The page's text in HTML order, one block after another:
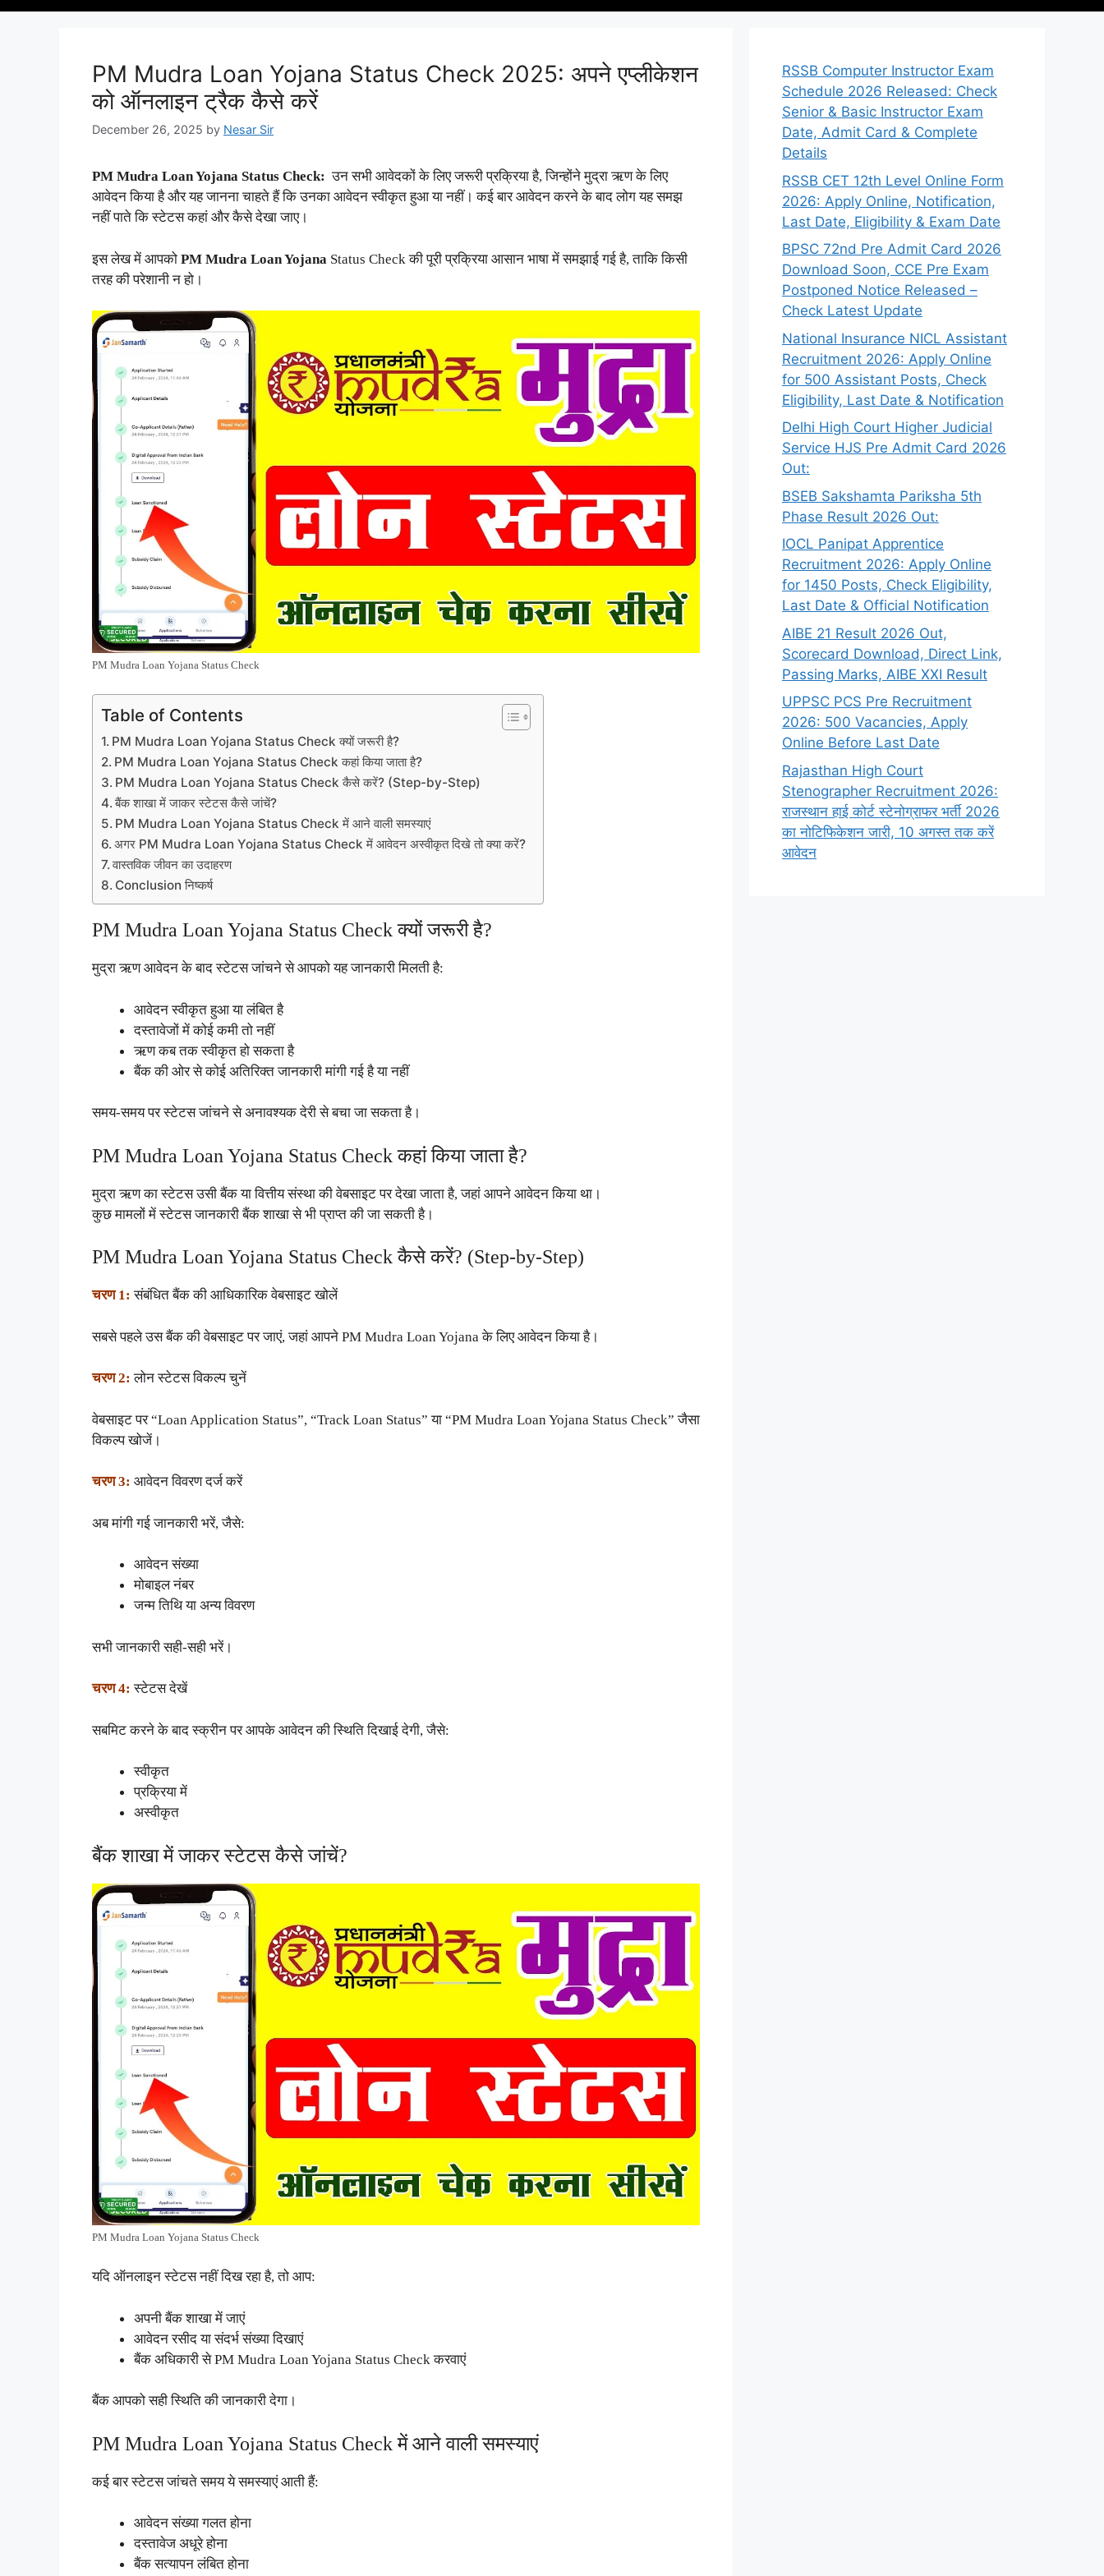
PM Mudra Loan Yojana Status Check 2025: अपने एप्लीकेशन
को ऑनलाइन ट्रैक कैसे करें
December 26, 2025 by Nesar Sir
PM Mudra Loan Yojana Status Check: उन सभी आवेदकों के लिए जरूरी प्रक्रिया है, जिन्होंने मुद्रा ऋण के लिए
आवेदन किया है और यह जानना चाहते हैं कि उनका आवेदन स्वीकृत हुआ या नहीं। कई बार आवेदन करने के बाद लोग यह समझ
नहीं पाते कि स्टेटस कहां और कैसे देखा जाए।
इस लेख में आपको PM Mudra Loan Yojana Status Check की पूरी प्रक्रिया आसान भाषा में समझाई गई है, ताकि किसी
तरह की परेशानी न हो।
PM Mudra Loan Yojana Status Check
Table of Contents
PM Mudra Loan Yojana Status Check क्यों जरूरी है?
PM Mudra Loan Yojana Status Check कहां किया जाता है?
PM Mudra Loan Yojana Status Check कैसे करें? (Step-by-Step)
बैंक शाखा में जाकर स्टेटस कैसे जांचें?
PM Mudra Loan Yojana Status Check में आने वाली समस्याएं
अगर PM Mudra Loan Yojana Status Check में आवेदन अस्वीकृत दिखे तो क्या करें?
वास्तविक जीवन का उदाहरण
Conclusion निष्कर्ष
PM Mudra Loan Yojana Status Check क्यों जरूरी है?
मुद्रा ऋण आवेदन के बाद स्टेटस जांचने से आपको यह जानकारी मिलती है:
आवेदन स्वीकृत हुआ या लंबित है
दस्तावेजों में कोई कमी तो नहीं
ऋण कब तक स्वीकृत हो सकता है
बैंक की ओर से कोई अतिरिक्त जानकारी मांगी गई है या नहीं
समय-समय पर स्टेटस जांचने से अनावश्यक देरी से बचा जा सकता है।
PM Mudra Loan Yojana Status Check कहां किया जाता है?
मुद्रा ऋण का स्टेटस उसी बैंक या वित्तीय संस्था की वेबसाइट पर देखा जाता है, जहां आपने आवेदन किया था।
कुछ मामलों में स्टेटस जानकारी बैंक शाखा से भी प्राप्त की जा सकती है।
PM Mudra Loan Yojana Status Check कैसे करें? (Step-by-Step)
चरण 1: संबंधित बैंक की आधिकारिक वेबसाइट खोलें
सबसे पहले उस बैंक की वेबसाइट पर जाएं, जहां आपने PM Mudra Loan Yojana के लिए आवेदन किया है।
चरण 2: लोन स्टेटस विकल्प चुनें
वेबसाइट पर “Loan Application Status”, “Track Loan Status” या “PM Mudra Loan Yojana Status Check” जैसा
विकल्प खोजें।
चरण 3: आवेदन विवरण दर्ज करें
अब मांगी गई जानकारी भरें, जैसे:
आवेदन संख्या
मोबाइल नंबर
जन्म तिथि या अन्य विवरण
सभी जानकारी सही-सही भरें।
चरण 4: स्टेटस देखें
सबमिट करने के बाद स्क्रीन पर आपके आवेदन की स्थिति दिखाई देगी, जैसे:
स्वीकृत
प्रक्रिया में
अस्वीकृत
बैंक शाखा में जाकर स्टेटस कैसे जांचें?
PM Mudra Loan Yojana Status Check
यदि ऑनलाइन स्टेटस नहीं दिख रहा है, तो आप:
अपनी बैंक शाखा में जाएं
आवेदन रसीद या संदर्भ संख्या दिखाएं
बैंक अधिकारी से PM Mudra Loan Yojana Status Check करवाएं
बैंक आपको सही स्थिति की जानकारी देगा।
PM Mudra Loan Yojana Status Check में आने वाली समस्याएं
कई बार स्टेटस जांचते समय ये समस्याएं आती हैं:
आवेदन संख्या गलत होना
दस्तावेज अधूरे होना
बैंक सत्यापन लंबित होना
RSSB Computer Instructor Exam
Schedule 2026 Released: Check
Senior & Basic Instructor Exam
Date, Admit Card & Complete
Details
RSSB CET 12th Level Online Form
2026: Apply Online, Notification,
Last Date, Eligibility & Exam Date
BPSC 72nd Pre Admit Card 2026
Download Soon, CCE Pre Exam
Postponed Notice Released –
Check Latest Update
National Insurance NICL Assistant
Recruitment 2026: Apply Online
for 500 Assistant Posts, Check
Eligibility, Last Date & Notification
Delhi High Court Higher Judicial
Service HJS Pre Admit Card 2026
Out:
BSEB Sakshamta Pariksha 5th
Phase Result 2026 Out:
IOCL Panipat Apprentice
Recruitment 2026: Apply Online
for 1450 Posts, Check Eligibility,
Last Date & Official Notification
AIBE 21 Result 2026 Out,
Scorecard Download, Direct Link,
Passing Marks, AIBE XXI Result
UPPSC PCS Pre Recruitment
2026: 500 Vacancies, Apply
Online Before Last Date
Rajasthan High Court
Stenographer Recruitment 2026:
राजस्थान हाई कोर्ट स्टेनोग्राफर भर्ती 2026
का नोटिफिकेशन जारी, 10 अगस्त तक करें
आवेदन